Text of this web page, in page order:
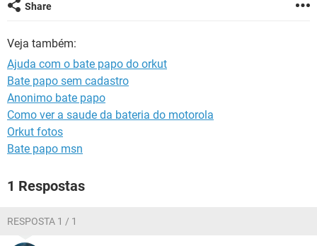
GUIA DE COMPRAS
Share
Veja também:
Ajuda com o bate papo do orkut
Bate papo sem cadastro
Anonimo bate papo
Como ver a saude da bateria do motorola
Orkut fotos
Bate papo msn
1 Respostas
RESPOSTA 1 / 1